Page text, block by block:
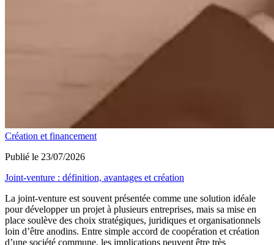
Création et financement
Publié le 23/07/2026
Joint-venture : définition, avantages et création
La joint-venture est souvent présentée comme une solution idéale
pour développer un projet à plusieurs entreprises, mais sa mise en
place soulève des choix stratégiques, juridiques et organisationnels
loin d’être anodins. Entre simple accord de coopération et création
d’une société commune, les implications peuvent être très